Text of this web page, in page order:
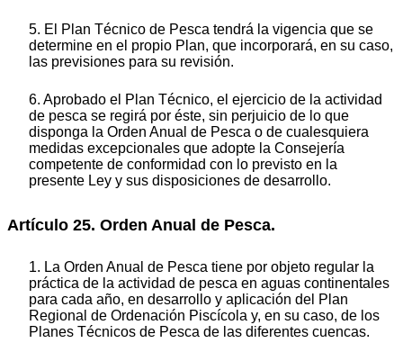
5. El Plan Técnico de Pesca tendrá la vigencia que se
determine en el propio Plan, que incorporará, en su caso,
las previsiones para su revisión.
6. Aprobado el Plan Técnico, el ejercicio de la actividad
de pesca se regirá por éste, sin perjuicio de lo que
disponga la Orden Anual de Pesca o de cualesquiera
medidas excepcionales que adopte la Consejería
competente de conformidad con lo previsto en la
presente Ley y sus disposiciones de desarrollo.
Artículo 25. Orden Anual de Pesca.
1. La Orden Anual de Pesca tiene por objeto regular la
práctica de la actividad de pesca en aguas continentales
para cada año, en desarrollo y aplicación del Plan
Regional de Ordenación Piscícola y, en su caso, de los
Planes Técnicos de Pesca de las diferentes cuencas.